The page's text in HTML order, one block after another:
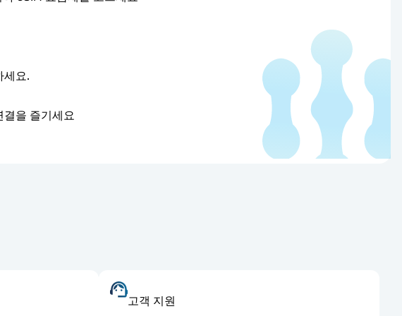
세요.
을 즐기세요
고객 지원